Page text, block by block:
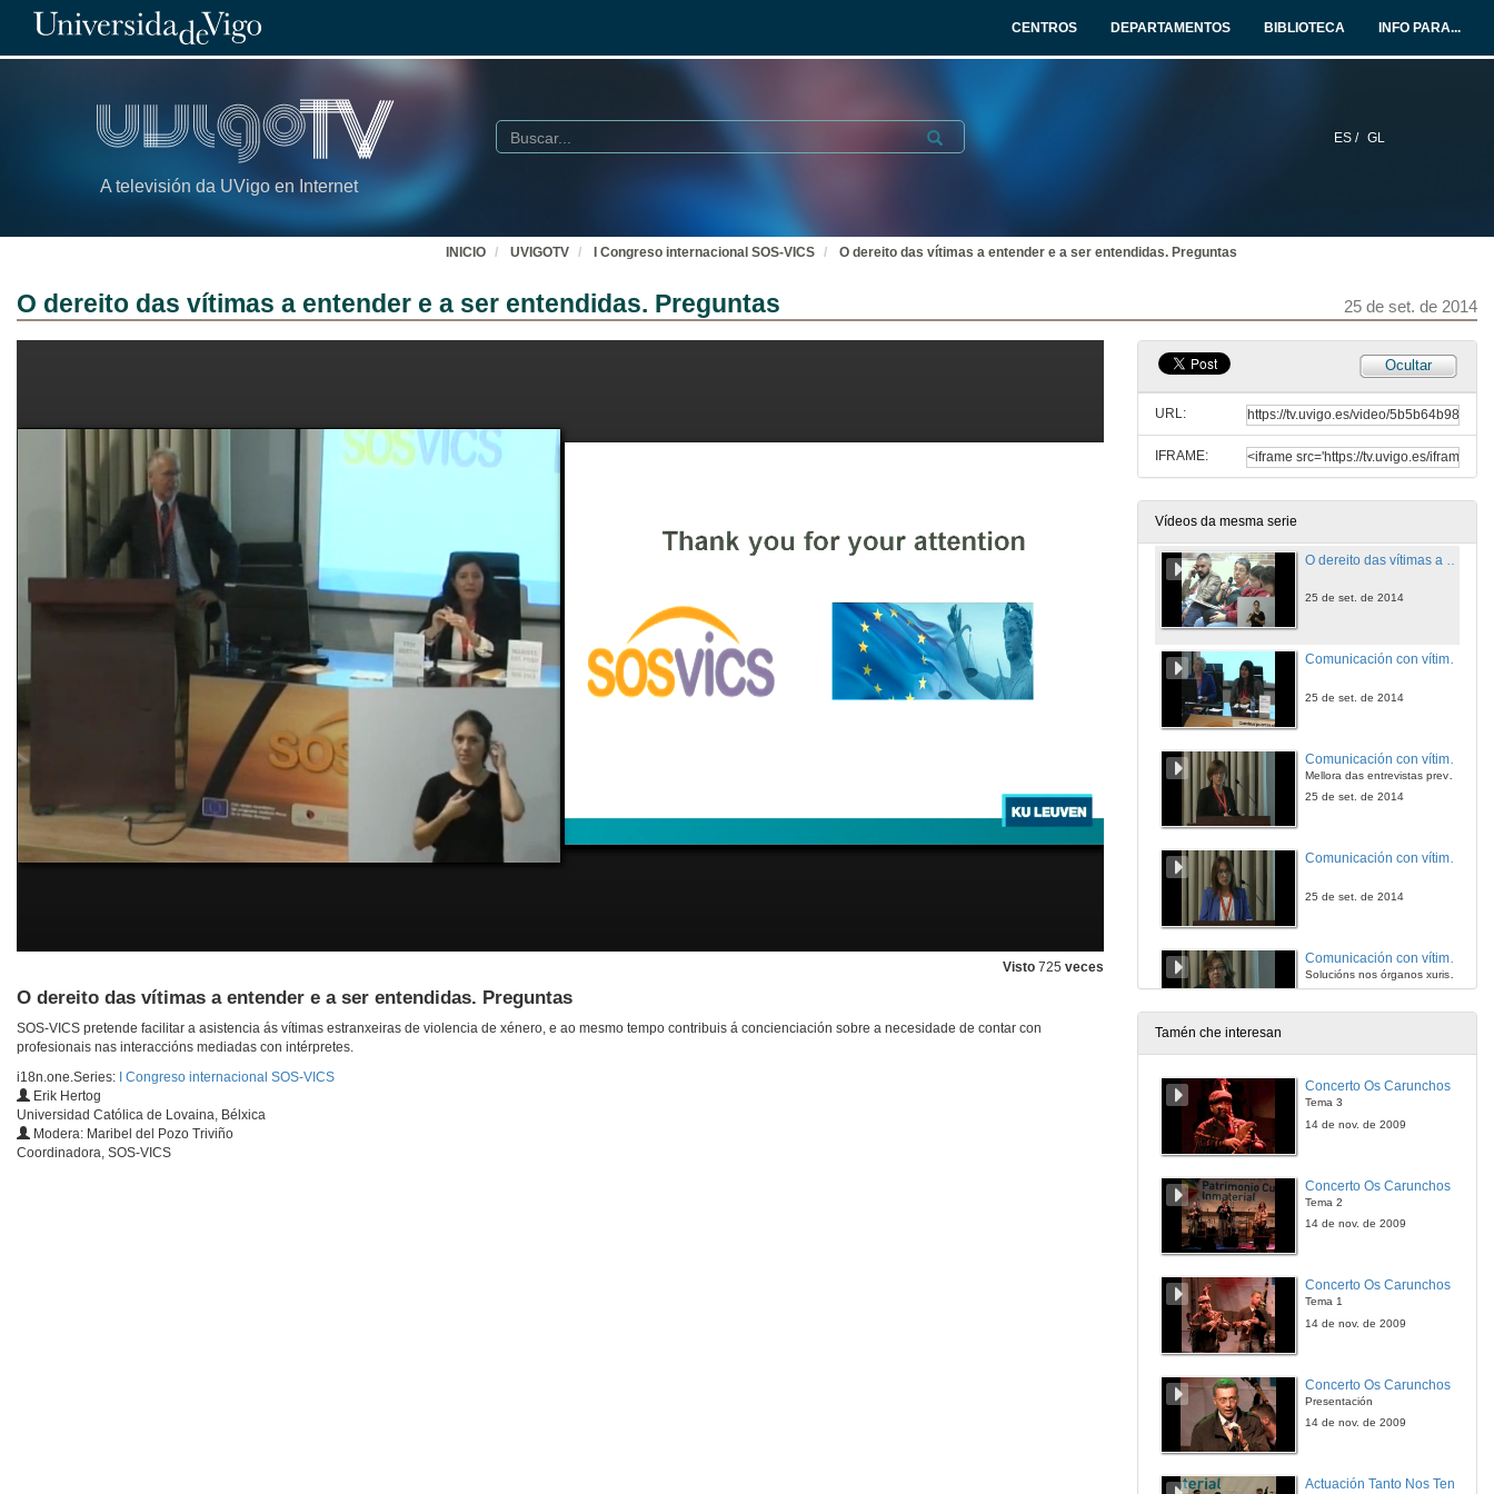
CENTROS DEPARTAMENTOS BIBLIOTECA INFO PARA...
A televisión da UVigo en Internet
ES / GL
Buscar Submit
INICIO UVIGOTV I Congreso internacional SOS-VICS O dereito das vítimas a entender e a ser entendidas. Preguntas
O dereito das vítimas a entender e a ser entendidas. Preguntas 25 de set. de 2014
Visto 725 veces
O dereito das vítimas a entender e a ser entendidas. Preguntas
SOS-VICS pretende facilitar a asistencia ás vítimas estranxeiras de violencia de xénero, e ao mesmo tempo contribuis á concienciación sobre a necesidade de contar con
profesionais nas interaccións mediadas con intérpretes.
i18n.one.Series:
I Congreso internacional SOS-VICS
Erik Hertog
Universidad Católica de Lovaina, Bélxica
Modera: Maribel del Pozo Triviño
Coordinadora, SOS-VICS
Ocultar
URL:
IFRAME:
Vídeos da mesma serie
Inauguración. Intervención de Rosa Pérez
25 de set. de 2014
Inauguración. Intervención de Salustiano Mato
O dereito das vítimas a entender e a ser entendidas
O proxecto SOS-VICS e o seu contexto na UE
25 de set. de 2014
25 de set. de 2014
Comunicación con vítimas estranxeiras de violencia de xénero. Presentación
25 de set. de 2014
Mellora das entrevistas previas ao xuízo mediadas por intérpretes con menores
25 de set. de 2014
Comunicación con vítimas estranxeiras de violencia de xénero. O binomio linguas con menos recursos de tradución - linguas máis interpretadas no ámbito da violencia de xénero
25 de set. de 2014
Solucións nos órganos xurisdiccionais civís para vítimas de VD e a mediadión lingüística estatal gratuita nos tribunais de EEUU
Comunicación con vítimas estranxeiras de violencia de xénero. Preguntas
25 de set. de 2014
25 de set. de 2014
Tamén che interesan
Concerto Os Carunchos
Tema 3
14 de nov. de 2009
Concerto Os Carunchos
Tema 2
14 de nov. de 2009
Concerto Os Carunchos
Tema 1
14 de nov. de 2009
Concerto Os Carunchos
Presentación
14 de nov. de 2009
Actuación Tanto Nos Ten